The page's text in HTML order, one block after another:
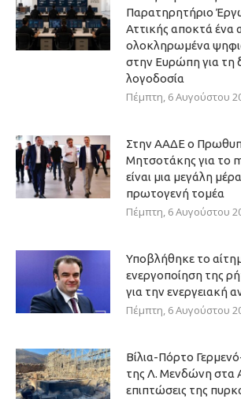
Παρατηρητήριο
Αττικής αποκτά
ολοκληρωμένα
στην Ευρώπη για τη
λογοδοσία
Πέμπτη, 6 Αυγούστου
Στην ΑΑΔΕ ο
Μητσοτάκης για το
είναι μια μεγάλη
πρωτογενή τομέα
Πέμπτη, 6 Αυγούστου
Υποβλήθηκε το
ενεργοποίηση της
για την ενεργειακή
Πέμπτη, 6 Αυγούστου
Βίλια-Πόρτο
της Λ. Μενδώνη στα
επιπτώσεις της